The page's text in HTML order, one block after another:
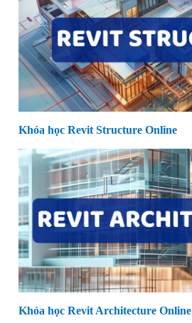
Khóa học Revit Structure Online
Khóa học Revit Architecture Online